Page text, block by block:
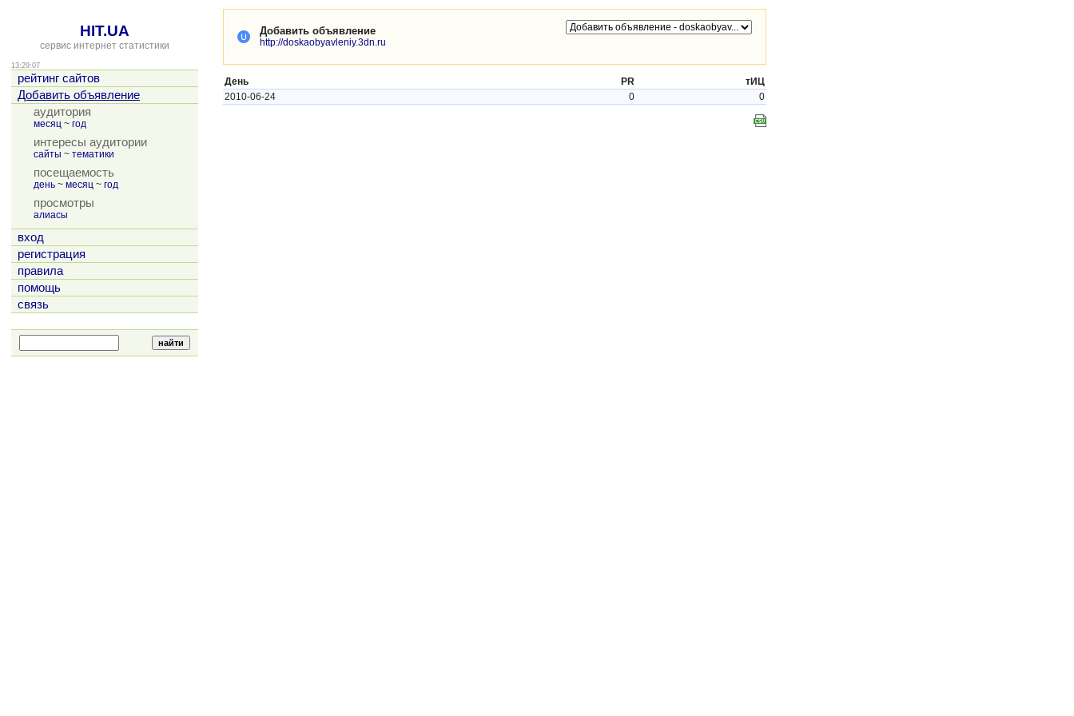
HIT.UA
сервис интернет статистики
13:29:07
рейтинг сайтов
Добавить объявление
аудитория
месяц ~ год
интересы аудитории
сайты ~ тематики
посещаемость
день ~ месяц ~ год
просмотры
алиасы
вход
регистрация
правила
помощь
связь
Добавить объявление
http://doskaobyavleniy.3dn.ru
День PR
тИЦ
2010-06-24
0 0